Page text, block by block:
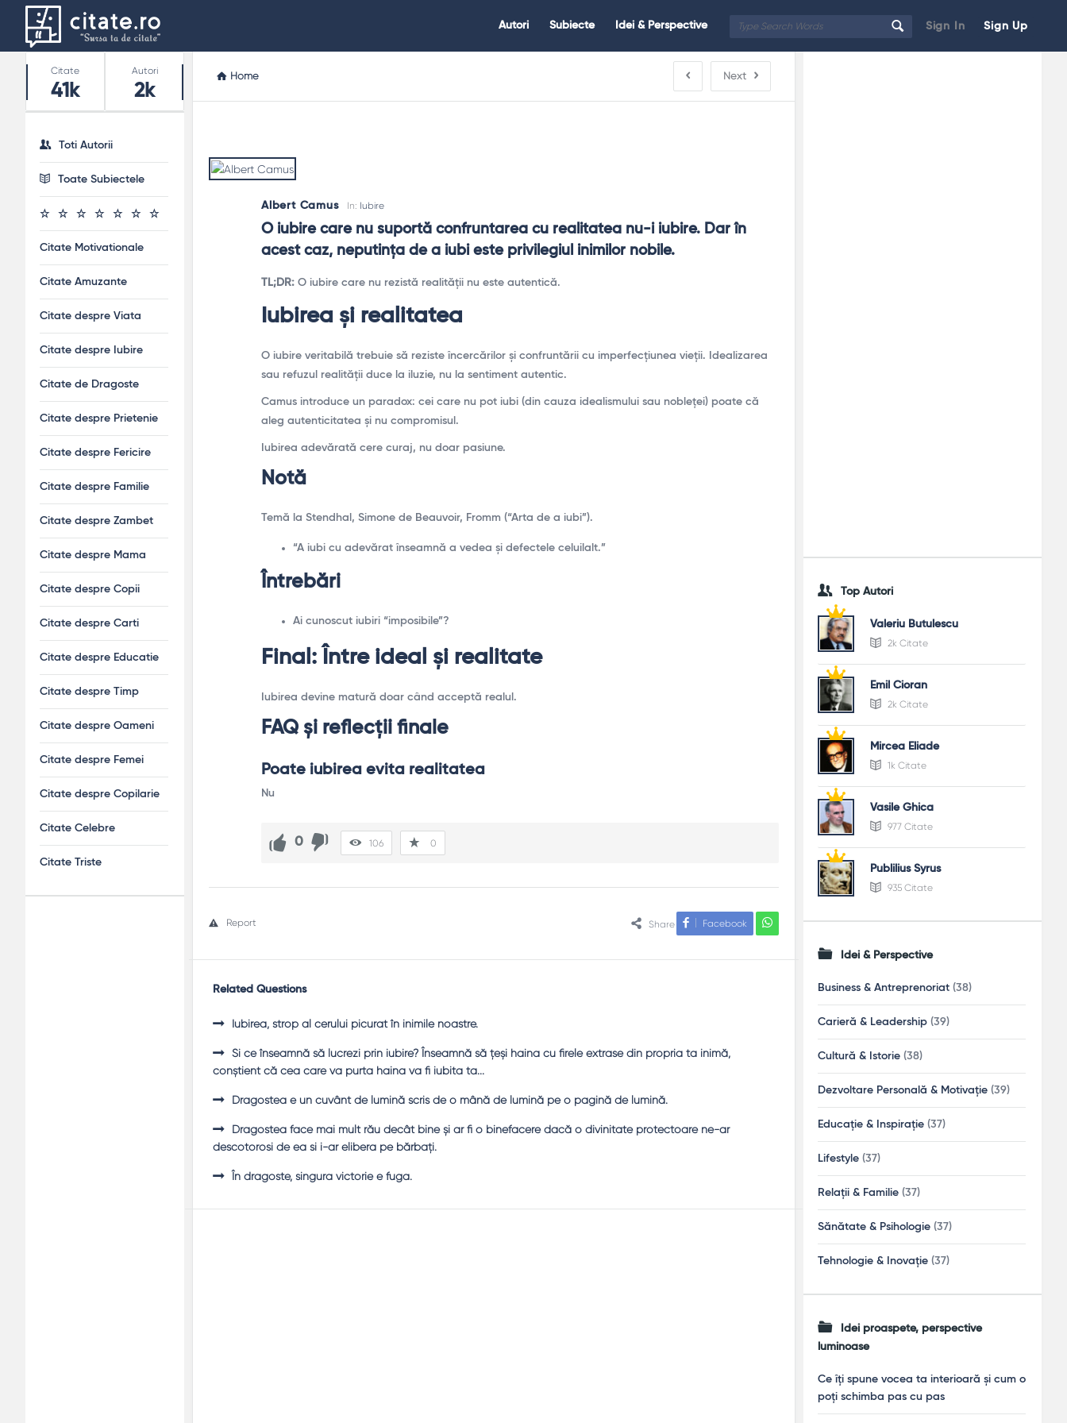
Sign In Sign Up
Citate.ro
Autori Subiecte Idei & Perspective
Home Next
Albert Camus In: Iubire
O iubire care nu suportă confruntarea cu realitatea nu-i iubire. Dar în
acest caz, neputința de a iubi este privilegiul inimilor nobile.
TL;DR: O iubire care nu rezistă realității nu este autentică.
Iubirea și realitatea
O iubire veritabilă trebuie să reziste încercărilor și confruntării cu imperfecțiunea vieții. Idealizarea
sau refuzul realității duce la iluzie, nu la sentiment autentic.
Camus introduce un paradox: cei care nu pot iubi (din cauza idealismului sau nobleței) poate că
aleg autenticitatea și nu compromisul.
Iubirea adevărată cere curaj, nu doar pasiune.
Notă
Temă la Stendhal, Simone de Beauvoir, Fromm (“Arta de a iubi”).
“A iubi cu adevărat înseamnă a vedea și defectele celuilalt.”
Întrebări
Ai cunoscut iubiri “imposibile”?
Final: Între ideal și realitate
Iubirea devine matură doar când acceptă realul.
FAQ și reflecții finale
Poate iubirea evita realitatea
Nu
0 106 0
Share Facebook
Report
Related Questions
Iubirea, strop al cerului picurat în inimile noastre.
Şi ce înseamnă să lucrezi prin iubire? Înseamnă să ţeşi haina cu firele extrase din propria ta inimă,
conştient că cea care va purta haina va fi iubita ta...
Dragostea e un cuvânt de lumină scris de o mână de lumină pe o pagină de lumină.
Dragostea face mai mult rău decât bine şi ar fi o binefacere dacă o divinitate protectoare ne-ar
descotorosi de ea si i-ar elibera pe bărbaţi.
În dragoste, singura victorie e fuga.
Top Autori
Valeriu Butulescu
2k Citate
Emil Cioran
2k Citate
Mircea Eliade
1k Citate
Vasile Ghica
977 Citate
Publilius Syrus
935 Citate
Idei & Perspective
Business & Antreprenoriat (38)
Carieră & Leadership (39)
Cultură & Istorie (38)
Dezvoltare Personală & Motivație (39)
Educație & Inspirație (37)
Lifestyle (37)
Relații & Familie (37)
Sănătate & Psihologie (37)
Tehnologie & Inovație (37)
Idei proaspete, perspective
luminoase
Ce îți spune vocea ta interioară și cum o
poți schimba pas cu pas
Stats
Citate
41k
Autori
2k
Toti Autorii
Toate Subiectele
Citate Motivationale
Citate Amuzante
Citate despre Viata
Citate despre Iubire
Citate de Dragoste
Citate despre Prietenie
Citate despre Fericire
Citate despre Familie
Citate despre Zambet
Citate despre Mama
Citate despre Copii
Citate despre Carti
Citate despre Educatie
Citate despre Timp
Citate despre Oameni
Citate despre Femei
Citate despre Copilarie
Citate Celebre
Citate Triste